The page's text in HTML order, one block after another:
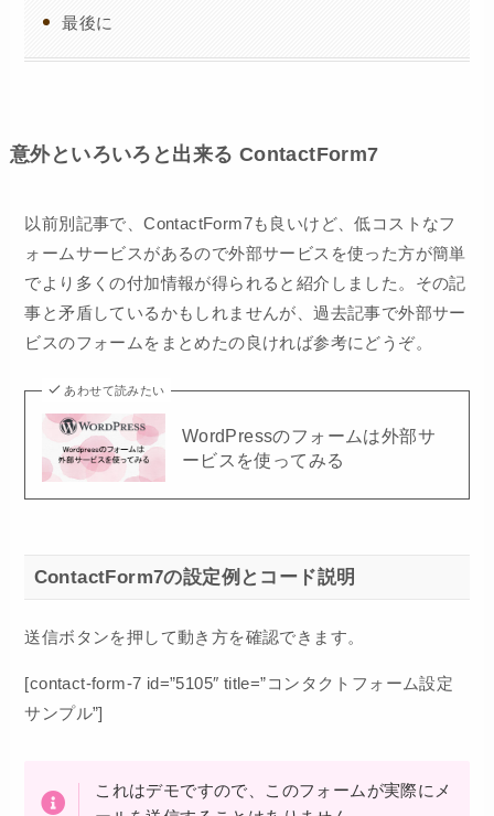
最後に
意外といろいろと出来る ContactForm7
以前別記事で、ContactForm7も良いけど、低コストなフ
ォームサービスがあるので外部サービスを使った方が簡単
でより多くの付加情報が得られると紹介しました。その記
事と矛盾しているかもしれませんが、過去記事で外部サー
ビスのフォームをまとめたの良ければ参考にどうぞ。
あわせて読みたい
WordPressのフォームは外部サ
ービスを使ってみる
ContactForm7の設定例とコード説明
送信ボタンを押して動き方を確認できます。
[contact-form-7 id=”5105″ title=”コンタクトフォーム設定
サンプル”]
これはデモですので、このフォームが実際にメ